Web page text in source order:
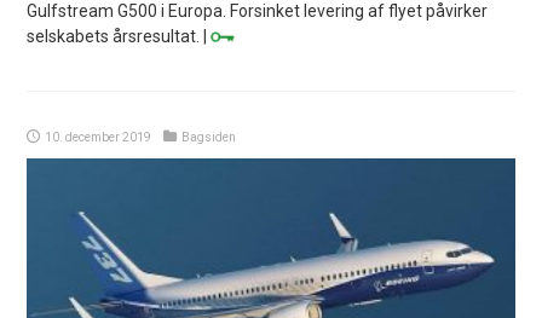
Gulfstream G500 i Europa. Forsinket levering af flyet påvirker
selskabets årsresultat. |
10. december 2019 Bagsiden